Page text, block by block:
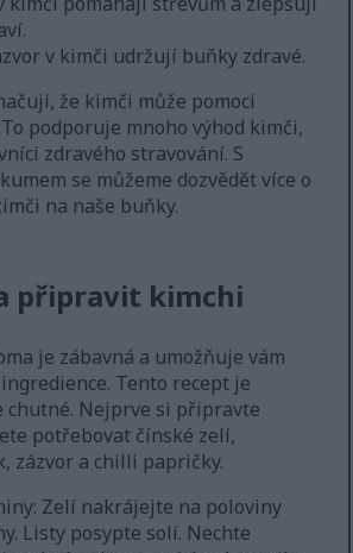
v kimči udržují buňky zdravé.
že kimči může pomoci
podporuje mnoho výhod kimči,
zdravého stravování. S
se můžeme dozvědět více o
na naše buňky.
připravit kimchi
je zábavná a umožňuje vám
Tento recept je
chutné. Nejprve si připravte
potřebovat čínské zelí,
zázvor a chilli papričky.
Zelí nakrájejte na poloviny
Listy posypte solí. Nechte